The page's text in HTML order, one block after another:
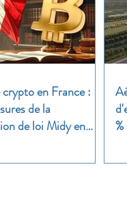
en France :
de la
de loi Midy en